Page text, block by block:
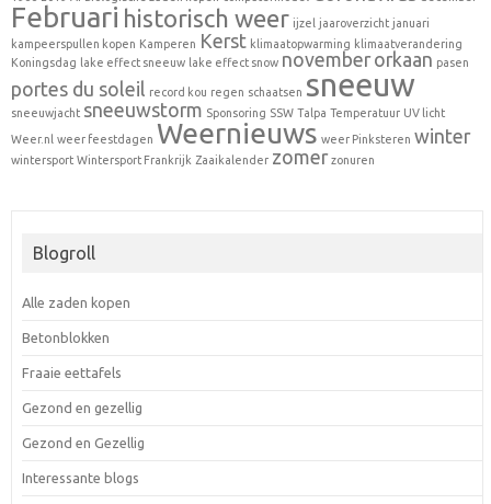
Februari historisch weer ijzel jaaroverzicht januari
kampeerspullen kopen Kamperen Kerst klimaatopwarming klimaatverandering
Koningsdag
lake effect sneeuw lake effect snow november orkaan pasen
portes du soleil record kou regen schaatsen sneeuw
sneeuwjacht sneeuwstorm Sponsoring SSW Talpa Temperatuur UV licht
Weer.nl weer feestdagen Weernieuws weer Pinksteren winter
wintersport Wintersport Frankrijk Zaaikalender zomer zonuren
Blogroll
Alle zaden kopen
Betonblokken
Fraaie eettafels
Gezond en gezellig
Gezond en Gezellig
Interessante blogs